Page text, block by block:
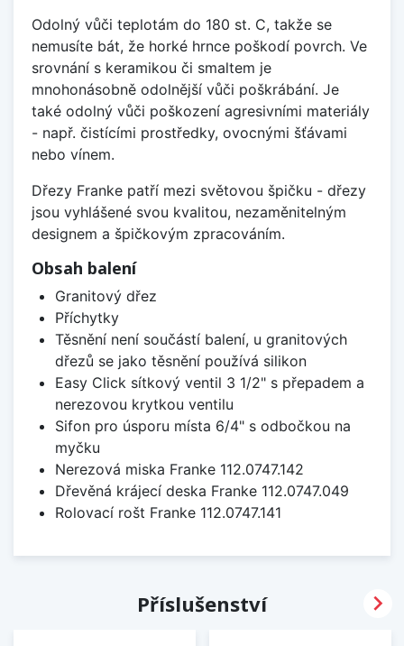
Odolný vůči teplotám do 180 st. C, takže se
nemusíte bát, že horké hrnce poškodí povrch. Ve
srovnání s keramikou či smaltem je
mnohonásobně odolnější vůči poškrábání. Je
také odolný vůči poškození agresivními materiály
- např. čistícími prostředky, ovocnými šťávami
nebo vínem.
Dřezy Franke patří mezi světovou špičku - dřezy
jsou vyhlášené svou kvalitou, nezaměnitelným
designem a špičkovým zpracováním.
Obsah balení
Granitový dřez
Příchytky
Těsnění není součástí balení, u granitových
dřezů se jako těsnění používá silikon
Easy Click sítkový ventil 3 1/2" s přepadem a
nerezovou krytkou ventilu
Sifon pro úsporu místa 6/4" s odbočkou na
myčku
Nerezová miska Franke 112.0747.142
Dřevěná krájecí deska Franke 112.0747.049
Rolovací rošt Franke 112.0747.141
Příslušenství 